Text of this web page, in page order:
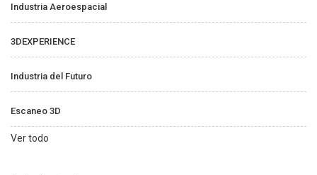
Industria Aeroespacial
3DEXPERIENCE
Industria del Futuro
Escaneo 3D
Ver todo